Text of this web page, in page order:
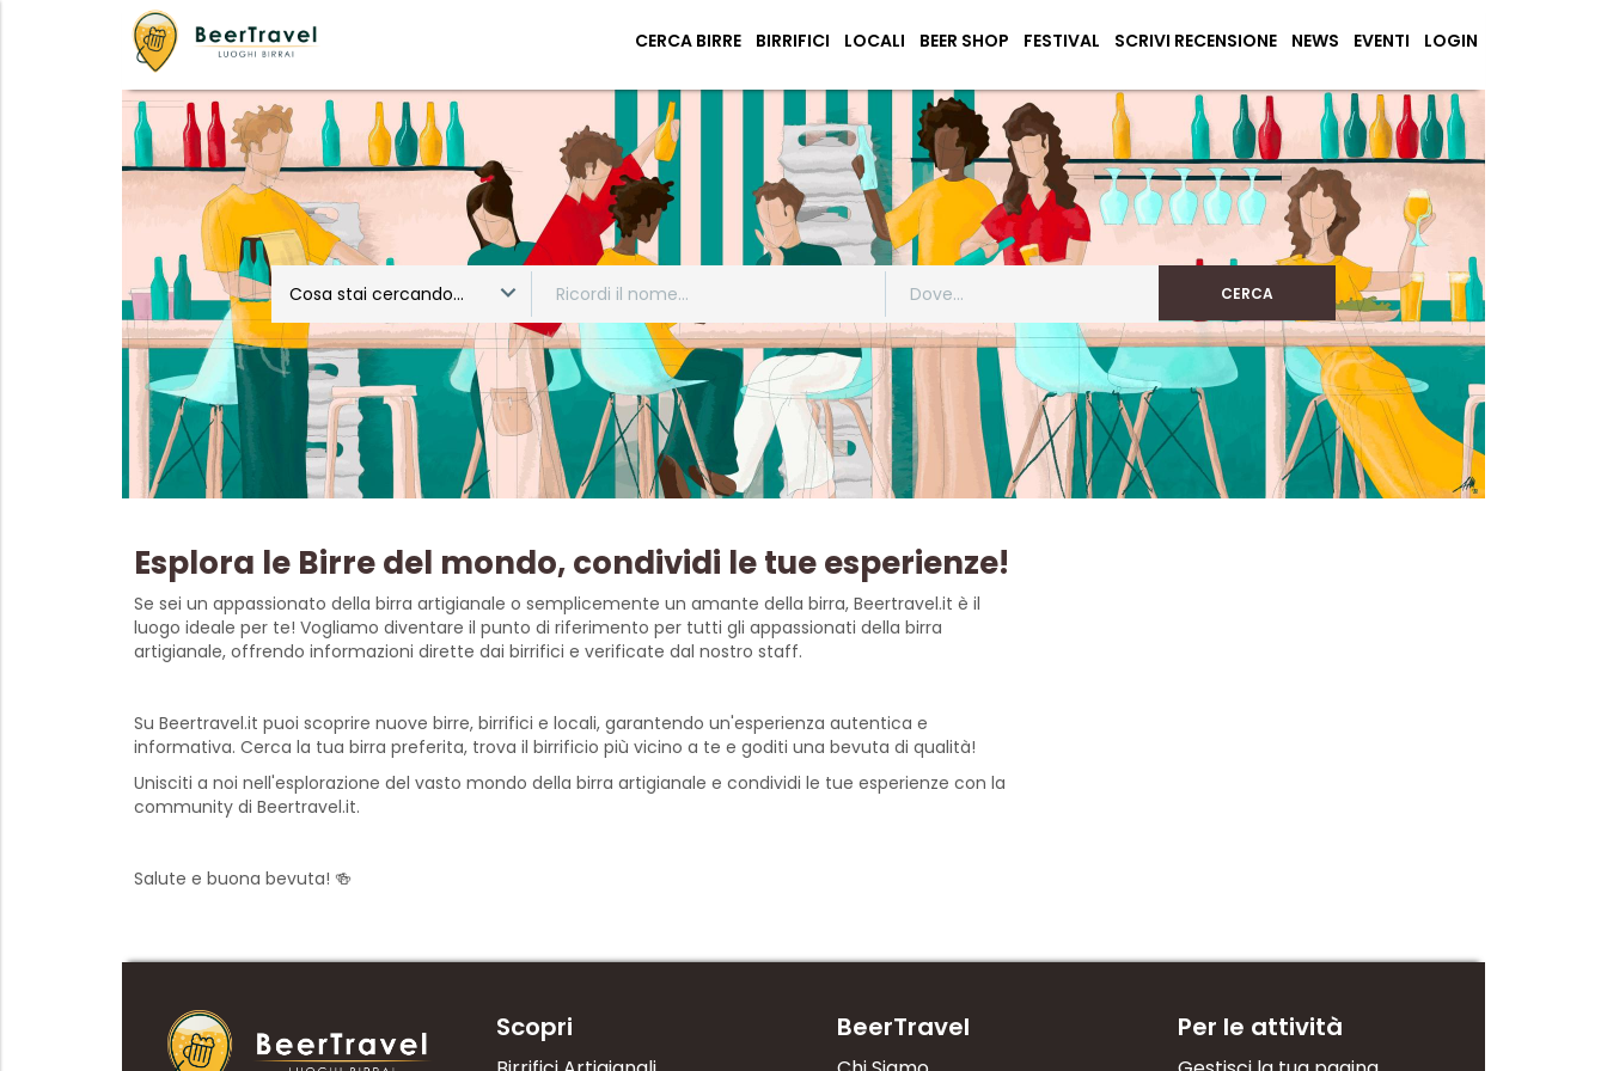
CERCA BIRRE BIRRIFICI LOCALI BEER SHOP FESTIVAL SCRIVI RECENSIONE NEWS EVENTI LOGIN
Cosa stai cercando... CERCA
Esplora le Birre del mondo, condividi le tue esperienze!
Se sei un appassionato della birra artigianale o semplicemente un amante della birra, Beertravel.it è il
luogo ideale per te! Vogliamo diventare il punto di riferimento per tutti gli appassionati della birra
artigianale, offrendo informazioni dirette dai birrifici e verificate dal nostro staff.
Su Beertravel.it puoi scoprire nuove birre, birrifici e locali, garantendo un'esperienza autentica e
informativa. Cerca la tua birra preferita, trova il birrificio più vicino a te e goditi una bevuta di qualità!
Unisciti a noi nell'esplorazione del vasto mondo della birra artigianale e condividi le tue esperienze con la
community di Beertravel.it.
Salute e buona bevuta! 🍻
Scopri BeerTravel Per le attività